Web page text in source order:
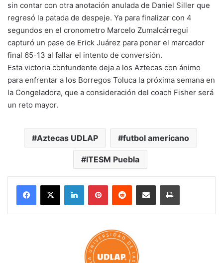
sin contar con otra anotación anulada de Daniel Siller que
regresó la patada de despeje. Ya para finalizar con 4
segundos en el cronometro Marcelo Zumalcárregui
capturó un pase de Erick Juárez para poner el marcador
final 65-13 al fallar el intento de conversión.
Esta victoria contundente deja a los Aztecas con ánimo
para enfrentar a los Borregos Toluca la próxima semana en
la Congeladora, que a consideración del coach Fisher será
un reto mayor.
Aztecas UDLAP futbol americano
ITESM Puebla
LinkedInPinterestReddit Share via Email Print